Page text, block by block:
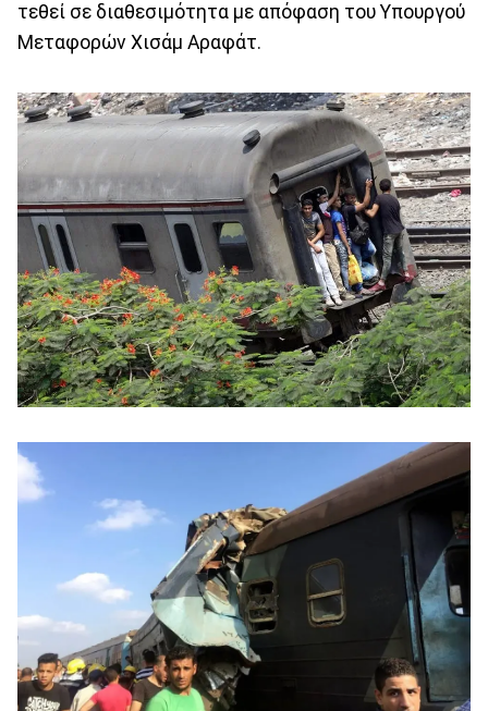
τεθεί σε διαθεσιμότητα με απόφαση του Υπουργού
Μεταφορών Χισάμ Αραφάτ.